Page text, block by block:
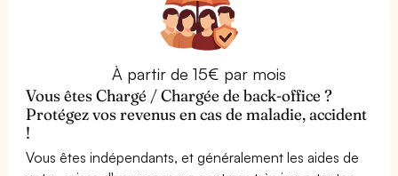
À partir de 15€ par mois
Vous êtes Chargé / Chargée de back-office ?
Protégez vos revenus en cas de maladie, accident
!
Vous êtes indépendants, et généralement les aides de